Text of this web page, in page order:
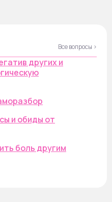
Все вопросы ›
других и
и обиды от
боль другим